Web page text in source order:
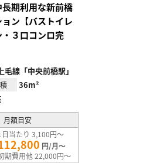
期利用な新前橋
ン【バストイレ
３口コンロ完
毛線「中央前橋駅」
36m²
月額目安
日当たり 3,100円～
円/月～
期費用他 22,000円～